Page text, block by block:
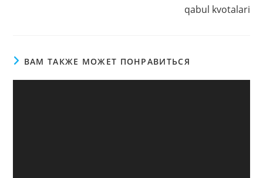
qabul kvotalari
ВАМ ТАКЖЕ МОЖЕТ ПОНРАВИТЬСЯ